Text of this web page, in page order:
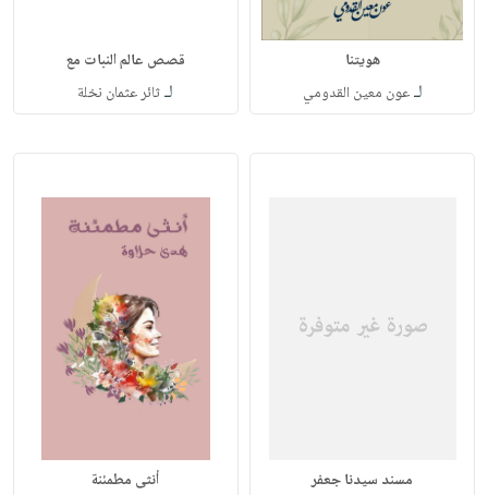
هويتنا
لـعون معين القدومي
قصص عالم النبات مع
لـثائر عثمان نخلة
مسند سيدنا جعفر أنثى مطمئنة